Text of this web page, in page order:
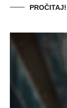
PROČITAJ!